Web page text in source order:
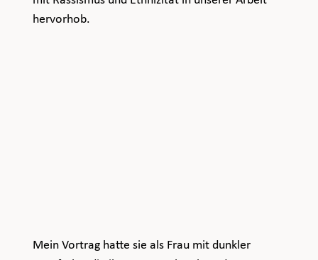
hervorhob.
Mein Vortrag hatte sie als Frau mit dunkler